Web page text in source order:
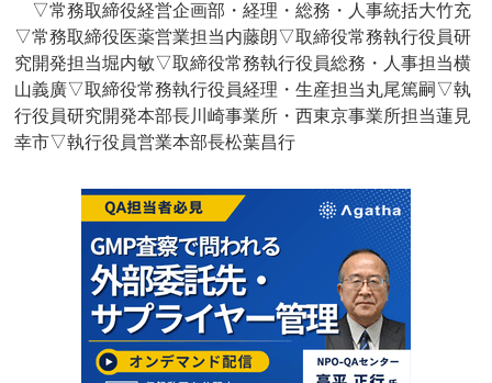
▽常務取締役経営企画部・経理・総務・人事統括大竹充
▽常務取締役医薬営業担当内藤朗▽取締役常務執行役員研
究開発担当堀内敏▽取締役常務執行役員総務・人事担当横
山義廣▽取締役常務執行役員経理・生産担当丸尾篤嗣▽執
行役員研究開発本部長川崎事業所・西東京事業所担当蓮見
幸市▽執行役員営業本部長松葉昌行